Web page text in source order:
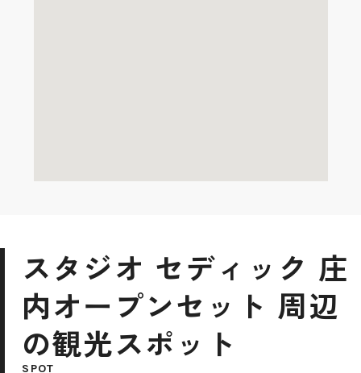
スタジオ セディック 庄
内オープンセット 周辺
の観光スポット
SPOT